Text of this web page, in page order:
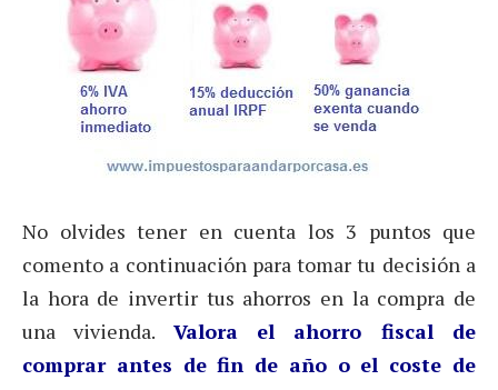
No olvides tener en cuenta los 3 puntos que
comento a continuación para tomar tu decisión a
la hora de invertir tus ahorros en la compra de
una vivienda. Valora el ahorro fiscal de
comprar antes de fin de año o el coste de